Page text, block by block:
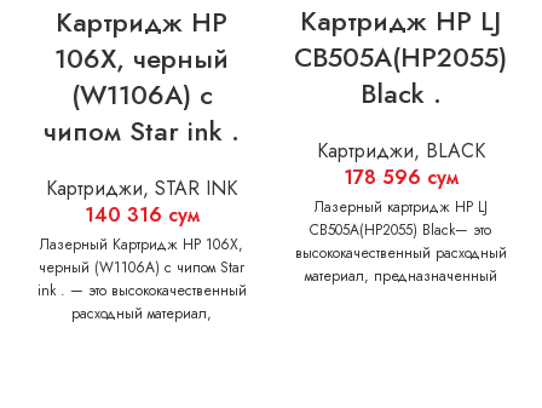
Картридж HP
106X, черный
(W1106A) с
чипом Star ink .
Картриджи, STAR INK
140 316 сум
Лазерный Картридж HP 106X,
черный (W1106A) с чипом Star
ink . — это высококачественный
расходный материал,
Картридж HP LJ
CB505A(HP2055)
Black .
Картриджи, BLACK
178 596 сум
Лазерный картридж HP LJ
CB505A(HP2055) Black— это
высококачественный расходный
материал, предназначенный